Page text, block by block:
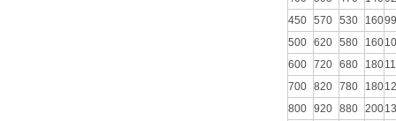
450 570 530 160
500 620 580 160
600 720 680 180
700 820 780 180
800 920 880 200